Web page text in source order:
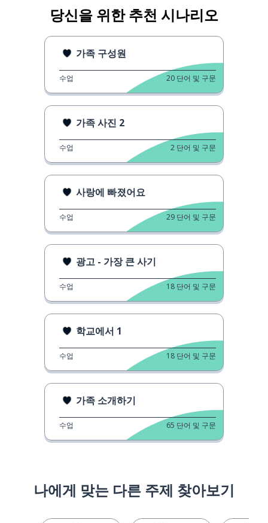
당신을 위한 추천 시나리오
가족 구성원
수업 20 단어 및 구문
가족 사진 2
수업 2 단어 및 구문
사랑에 빠졌어요
수업 29 단어 및 구문
광고 - 가장 큰 사기
수업 18 단어 및 구문
학교에서 1
수업 18 단어 및 구문
가족 소개하기
수업 65 단어 및 구문
나에게 맞는 다른 주제 찾아보기